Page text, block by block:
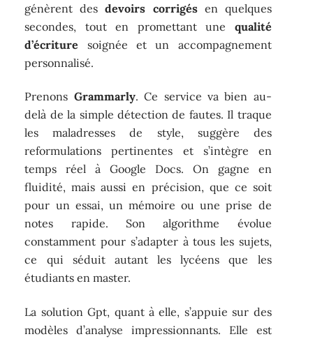
génèrent desdevoirs corrigésen quelques
secondes, tout en promettant une qualité
d’écriture soignée et un accompagnement
personnalisé.
Prenons Grammarly. Ce service va bien au-
delà de la simple détection de fautes. Il traque
les maladresses de style, suggère des
reformulations pertinentes et s’intègre en
temps réel à Google Docs. On gagne en
fluidité, mais aussi en précision, que ce soit
pour un essai, un mémoire ou une prise de
notes rapide. Son algorithme évolue
constamment pour s’adapter à tous les sujets,
ce qui séduit autant les lycéens que les
étudiants en master.
La solution Gpt, quant à elle, s’appuie sur des
modèles d’analyse impressionnants. Elle est